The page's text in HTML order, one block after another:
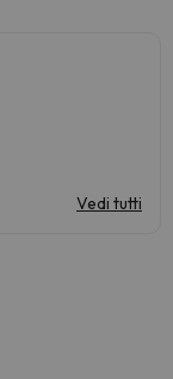
Vedi tutti